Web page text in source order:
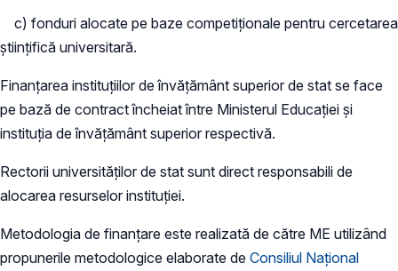
c) fonduri alocate pe baze competiţionale pentru cercetarea
ştiinţifică universitară.
Finanţarea instituţiilor de învăţământ superior de stat se face
pe bază de contract încheiat între Ministerul Educației şi
instituţia de învăţământ superior respectivă.
Rectorii universităţilor de stat sunt direct responsabili de
alocarea resurselor instituţiei.
Metodologia de finanțare este realizată de către ME utilizând
propunerile metodologice elaborate de Consiliul Naţional